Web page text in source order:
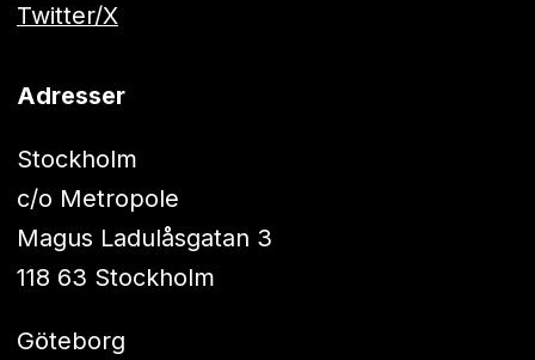
Twitter/X
Adresser
Stockholm
c/o Metropole
Magus Ladulåsgatan 3
118 63 Stockholm
Göteborg